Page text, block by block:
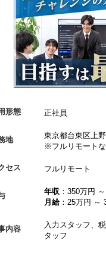
得を目指す社員が多数
背景＞
大に伴う増員募集
強化に向けた採用
中核人材を募集
タッフの声＞
まな業務を任せてもらえる
先輩に相談しやすく、風通
験を活かして成長したい方
アアップ志向のある方
応や提案業務に挑戦したい方
など専門性を高めたい方
形態 正社員
地
東京都台東区上
※フルリモート
セス フルリモート
年収 ：350万円
月給：25万円 ～
内容
入力スタッフ、
タッフ